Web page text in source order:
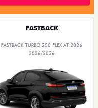
FASTBACK
FASTBACK TURBO 200 FLEX AT 2026
2026/2026